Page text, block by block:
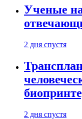
Ученые
2 дня спустя
2 дня спустя